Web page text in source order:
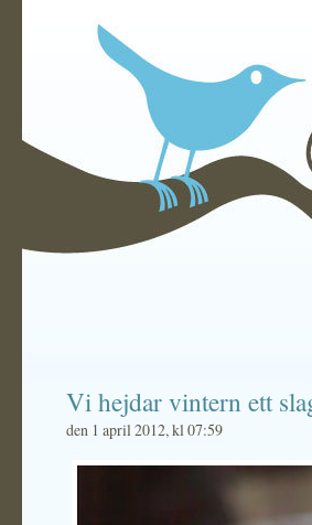
Vi hejdar vintern ett
den 1 april 2012, kl 07:59